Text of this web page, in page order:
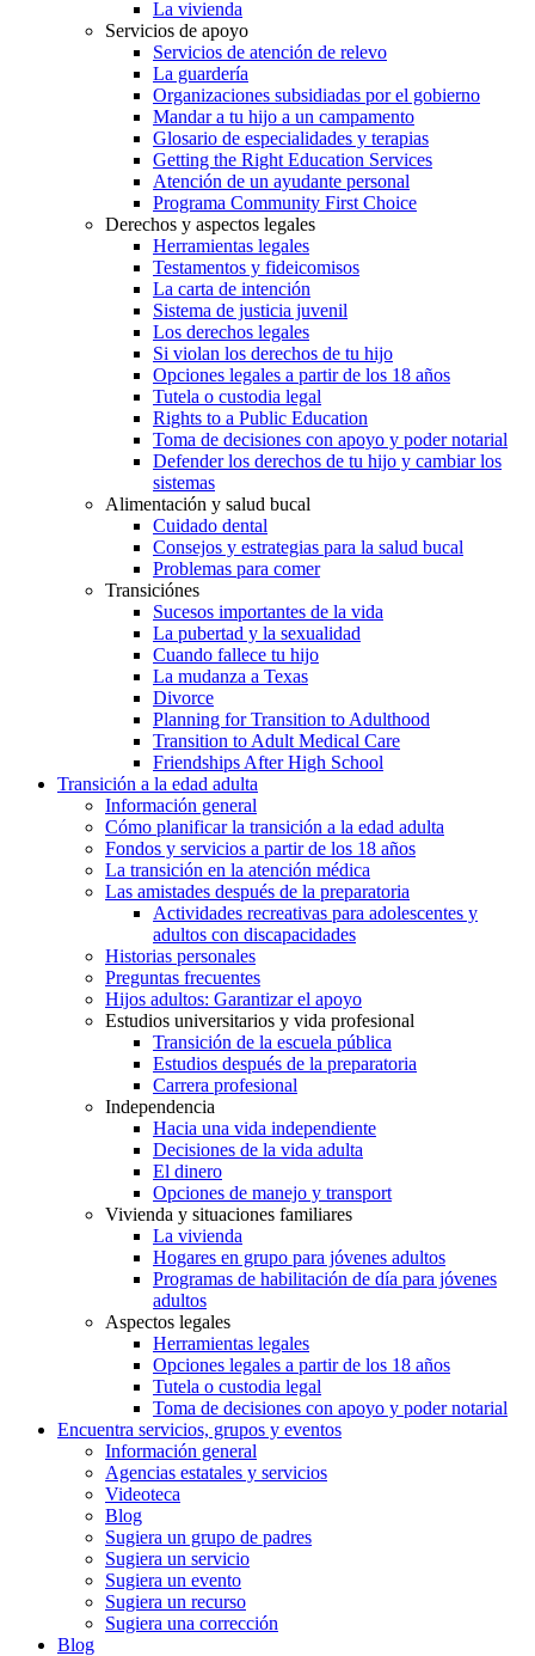
La vivienda
Servicios de apoyo
Servicios de atención de relevo
La guardería
Organizaciones subsidiadas por el gobierno
Mandar a tu hijo a un campamento
Glosario de especialidades y terapias
Getting the Right Education Services
Atención de un ayudante personal
Programa Community First Choice
Derechos y aspectos legales
Herramientas legales
Testamentos y fideicomisos
La carta de intención
Sistema de justicia juvenil
Los derechos legales
Si violan los derechos de tu hijo
Opciones legales a partir de los 18 años
Tutela o custodia legal
Rights to a Public Education
Toma de decisiones con apoyo y poder notarial
Defender los derechos de tu hijo y cambiar los
sistemas
Alimentación y salud bucal
Cuidado dental
Consejos y estrategias para la salud bucal
Problemas para comer
Transiciónes
Sucesos importantes de la vida
La pubertad y la sexualidad
Cuando fallece tu hijo
La mudanza a Texas
Divorce
Planning for Transition to Adulthood
Transition to Adult Medical Care
Friendships After High School
Transición a la edad adulta
Información general
Cómo planificar la transición a la edad adulta
Fondos y servicios a partir de los 18 años
La transición en la atención médica
Las amistades después de la preparatoria
Actividades recreativas para adolescentes y
adultos con discapacidades
Historias personales
Preguntas frecuentes
Hijos adultos: Garantizar el apoyo
Estudios universitarios y vida profesional
Transición de la escuela pública
Estudios después de la preparatoria
Carrera profesional
Independencia
Hacia una vida independiente
Decisiones de la vida adulta
El dinero
Opciones de manejo y transport
Vivienda y situaciones familiares
La vivienda
Hogares en grupo para jóvenes adultos
Programas de habilitación de día para jóvenes
adultos
Aspectos legales
Herramientas legales
Opciones legales a partir de los 18 años
Tutela o custodia legal
Toma de decisiones con apoyo y poder notarial
Encuentra servicios, grupos y eventos
Información general
Agencias estatales y servicios
Videoteca
Blog
Sugiera un grupo de padres
Sugiera un servicio
Sugiera un evento
Sugiera un recurso
Sugiera una corrección
Blog